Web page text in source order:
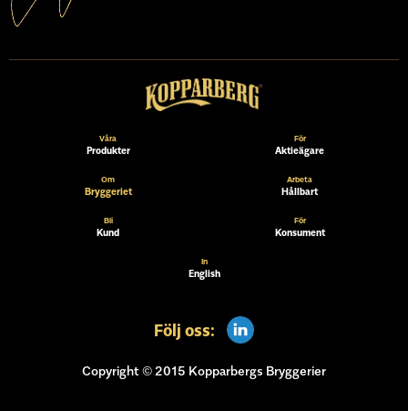
Våra
Produkter
För
Aktieägare
Om
Bryggeriet
Arbeta
Hållbart
Bli
Kund
För
Konsument
In
English
Följ oss:
Copyright © 2015 Kopparbergs Bryggerier